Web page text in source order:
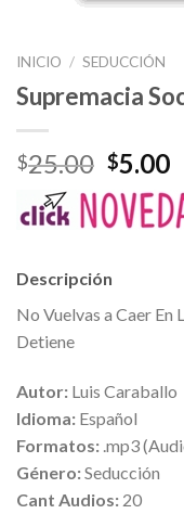
INICIO / SEDUCCIÓN
Supremacia
$25.00 $5.00
Descripción
No Vuelvas a Caer En
Detiene
Autor: Luis Caraballo
Idioma: Español
Formatos: .mp3
Género:Seducción
Cant Audios: 20